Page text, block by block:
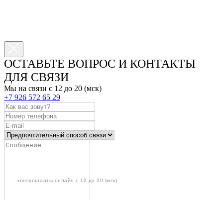
КАТАЛОГ
УПАКОВКА
консультанты онлайн с 12 до 20 (мск)
КАТАЛОГ
КОЛЛЕКЦИИ
ДОСТАВКА
ОСТАВЬТЕ ВОПРОС И КОНТАКТЫ
ДЛЯ СВЯЗИ
Мы на связи с 12 до 20 (мск)
+7 926 572 65 29